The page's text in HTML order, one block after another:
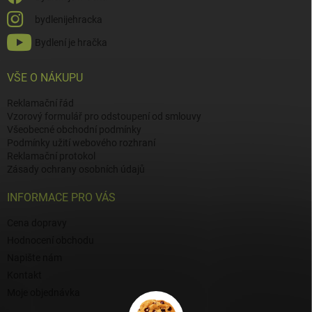
bydlenijehracka
Bydlení je hračka
VŠE O NÁKUPU
Reklamační řád
Vzorový formulář pro odstoupení od smlouvy
Všeobecné obchodní podmínky
Podmínky užití webového rozhraní
Reklamační protokol
Zásady ochrany osobních údajů
INFORMACE PRO VÁS